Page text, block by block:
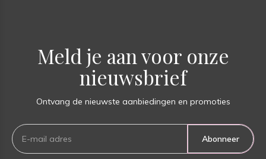
Meld je aan voor onze
nieuwsbrief
Ontvang de nieuwste aanbiedingen en promoties
Abonneer